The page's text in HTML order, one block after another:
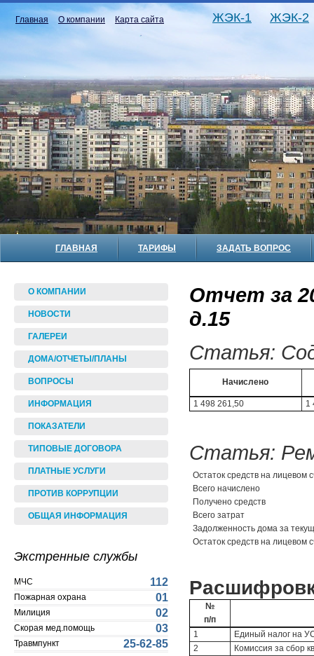
Главная О компании Карта сайта ЖЭК-1 ЖЭК-2
ГЛАВНАЯ ТАРИФЫ ЗАДАТЬ ВОПРОС
О КОМПАНИИ
НОВОСТИ
ГАЛЕРЕИ
ДОМА/ОТЧЕТЫ/ПЛАНЫ
ВОПРОСЫ
ИНФОРМАЦИЯ
ПОКАЗАТЕЛИ
ТИПОВЫЕ ДОГОВОРА
ПЛАТНЫЕ УСЛУГИ
ПРОТИВ КОРРУПЦИИ
ОБЩАЯ ИНФОРМАЦИЯ
Экстренные службы
МЧС 112
Пожарная охрана 01
Милиция 02
Скорая мед.помощь 03
Травмпункт 25-62-85
Отчет за
д.15
Статья:
Начислено
1 498 261,50 1
Статья:
Остаток средств на лицевом
Всего начислено
Получено средств
Всего затрат
Задолженность дома за
Остаток средств на лицевом
№
п/п
1
Единый налог на
2
Комиссия за сбор